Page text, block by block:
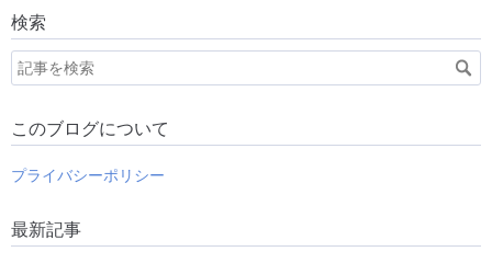
検索
このブログについて
プライバシーポリシー
最新記事